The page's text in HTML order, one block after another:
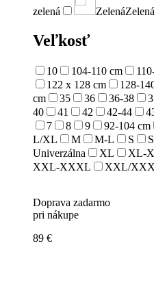
zelená ZelenáZelená
Veľkosť
10 104-110 cm
122 x 128 cm
128-
cm
35 36 36-38
40
41 42 42-44
7
8 9 92-104 cm
L/XL
M M-L S
Univerzálna
XL XL-
XXL-XXXL
XXL/
Doprava zadarmo
pri nákupe
89 €